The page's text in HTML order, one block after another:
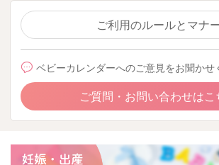
ご利用のルールとマナ
ベビーカレンダーへのご意見をお聞かせ
ご質問・お問い合わせはこ